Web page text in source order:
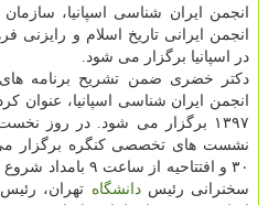
انجمن ایران شناسی اسپانیا،
انجمن ایرانی تاریخ اسلام و رایزنی
در اسپانیا برگزار می شود.
دكتر خضری ضمن تشریح برنامه های
۱۳۹۷ برگزار می شود. در روز
۳۰ و افتتاحیه از
سخنرانی رئیسدانشگاه تهران،